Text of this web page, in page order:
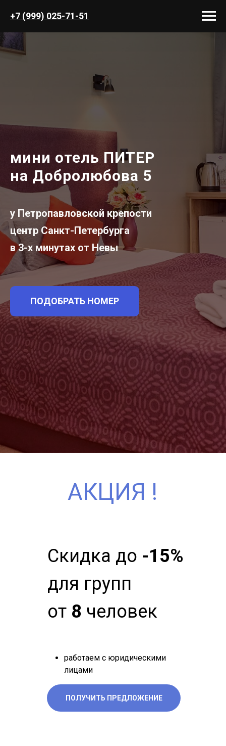
+7 (999) 025-71-51
мини отель ПИТЕР
на Добролюбова 5
у Петропавловской крепости
центр Санкт-Петербурга
в 3-х минутах от Невы
ПОДОБРАТЬ НОМЕР
АКЦИЯ !
Скидка до -15%
для групп
от 8 человек
работаем с юридическими
лицами
ПОЛУЧИТЬ ПРЕДЛОЖЕНИЕ